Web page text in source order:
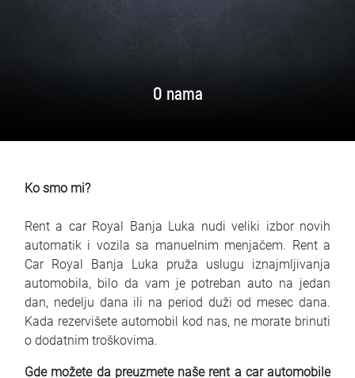
O nama
Ko smo mi?
Rent a car Royal Banja Luka nudi veliki izbor novih
automatik i vozila sa manuelnim menjačem. Rent a
Car Royal Banja Luka pruža uslugu iznajmljivanja
automobila, bilo da vam je potreban auto na jedan
dan, nedelju dana ili na period duži od mesec dana.
Kada rezervišete automobil kod nas, ne morate brinuti
o dodatnim troškovima.
Gde možete da preuzmete naše rent a car automobile